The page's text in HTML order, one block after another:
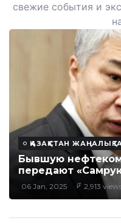
свежие события и
ҚАЗАҚСТАН
Бывшую
передают
06 Jan, 2025 2,913